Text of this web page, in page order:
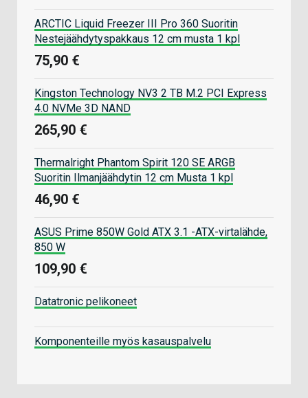
ARCTIC Liquid Freezer III Pro 360 Suoritin
Nestejäähdytyspakkaus 12 cm musta 1 kpl
75,90 €
Kingston Technology NV3 2 TB M.2 PCI Express
4.0 NVMe 3D NAND
265,90 €
Thermalright Phantom Spirit 120 SE ARGB
Suoritin Ilmanjäähdytin 12 cm Musta 1 kpl
46,90 €
ASUS Prime 850W Gold ATX 3.1 -ATX-virtalähde,
850 W
109,90 €
Datatronic pelikoneet
Komponenteille myös kasauspalvelu